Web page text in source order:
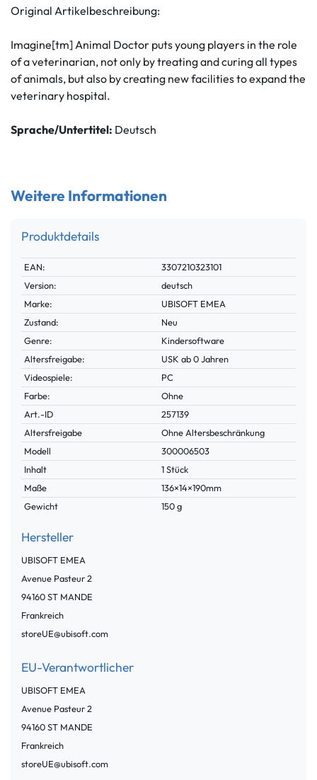
Original Artikelbeschreibung:
Imagine[tm] Animal Doctor puts young players in the role
of a veterinarian, not only by treating and curing all types
of animals, but also by creating new facilities to expand the
veterinary hospital.
Sprache/Untertitel: Deutsch
Weitere Informationen
Produktdetails
Technisches
Merkmal
Wert
EAN:
3307210323101
Version:
deutsch
Marke:
UBISOFT EMEA
Zustand:
Neu
Genre:
Kindersoftware
Altersfreigabe:
USK ab 0 Jahren
Videospiele:
PC
Farbe:
Ohne
Technisches
Merkmal
Wert
Art.-ID
257139
Altersfreigabe
Ohne Altersbeschränkung
Modell
300006503
Inhalt
1 Stück
Maße
136×14×190mm
Gewicht
150 g
Hersteller
UBISOFT EMEA
Avenue Pasteur2
94160ST MANDE
Frankreich
storeUE@ubisoft.com
EU-Verantwortlicher
UBISOFT EMEA
Avenue Pasteur2
94160ST MANDE
Frankreich
storeUE@ubisoft.com